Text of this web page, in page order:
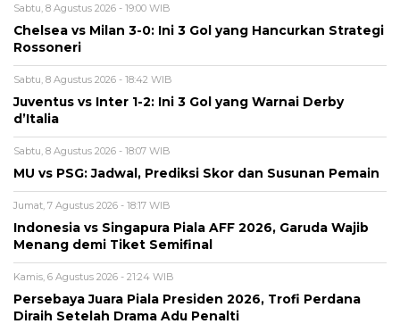
Sabtu, 8 Agustus 2026 - 19:00 WIB
Chelsea vs Milan 3-0: Ini 3 Gol yang Hancurkan Strategi
Rossoneri
Sabtu, 8 Agustus 2026 - 18:42 WIB
Juventus vs Inter 1-2: Ini 3 Gol yang Warnai Derby
d’Italia
Sabtu, 8 Agustus 2026 - 18:07 WIB
MU vs PSG: Jadwal, Prediksi Skor dan Susunan Pemain
Jumat, 7 Agustus 2026 - 18:17 WIB
Indonesia vs Singapura Piala AFF 2026, Garuda Wajib
Menang demi Tiket Semifinal
Kamis, 6 Agustus 2026 - 21:24 WIB
Persebaya Juara Piala Presiden 2026, Trofi Perdana
Diraih Setelah Drama Adu Penalti